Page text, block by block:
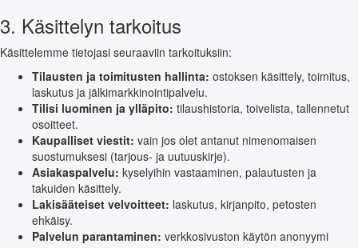
3. Käsittelyn tarkoitus
Käsittelemme tietojasi seuraaviin tarkoituksiin:
Tilausten ja toimitusten hallinta: ostoksen käsittely, toimitus,
laskutus ja jälkimarkkinointipalvelu.
Tilisi luominen ja ylläpito: tilaushistoria, toivelista, tallennetut
osoitteet.
Kaupalliset viestit: vain jos olet antanut nimenomaisen
suostumuksesi (tarjous- ja uutuuskirje).
Asiakaspalvelu: kyselyihin vastaaminen, palautusten ja
takuiden käsittely.
Lakisääteiset velvoitteet: laskutus, kirjanpito, petosten
ehkäisy.
Palvelun parantaminen: verkkosivuston käytön anonyymi